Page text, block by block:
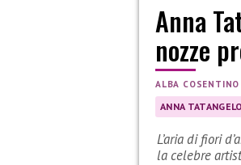
Anna
nozze
ALBA COSENTINO
ANNA TATANGELO
L’aria di fiori
la celebre